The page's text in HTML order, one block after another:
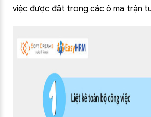
việc được đặt trong các ô ma trận